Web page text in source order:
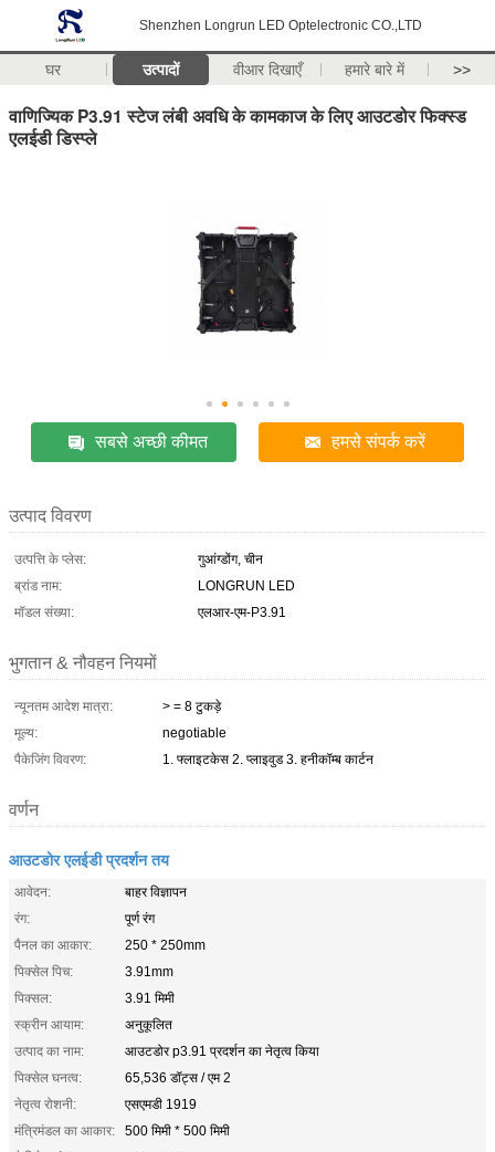
Shenzhen Longrun LED Optelectronic CO.,LTD
घर उत्पादों वीआर दिखाएँ हमारे बारे में >>
वाणिज्यिक P3.91 स्टेज लंबी अवधि के कामकाज के लिए आउटडोर फिक्स्ड
एलईडी डिस्प्ले
सबसे अच्छी कीमत हमसे संपर्क करें
उत्पाद विवरण
उत्पत्ति के प्लेस:
गुआंग्डोंग, चीन
ब्रांड नाम:
LONGRUN LED
मॉडल संख्या:
एलआर-एम-P3.91
भुगतान & नौवहन नियमों
न्यूनतम आदेश मात्रा:
> = 8 टुकड़े
मूल्य:
negotiable
पैकेजिंग विवरण:
1. फ्लाइटकेस 2. प्लाइवुड 3. हनीकॉम्ब कार्टन
वर्णन
आउटडोर एलईडी प्रदर्शन तय
आवेदन:
बाहर विज्ञापन
रंग:
पूर्ण रंग
पैनल का आकार:
250 * 250mm
पिक्सेल पिच:
3.91mm
पिक्सल:
3.91 मिमी
स्क्रीन आयाम:
अनुकूलित
उत्पाद का नाम:
आउटडोर p3.91 प्रदर्शन का नेतृत्व किया
पिक्सेल घनत्व:
65,536 डॉट्स / एम 2
नेतृत्व रोशनी:
एसएमडी 1919
मंत्रिमंडल का आकार:
500 मिमी * 500 मिमी